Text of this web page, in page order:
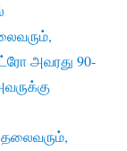
அவரது 90-
தலைவரும்,